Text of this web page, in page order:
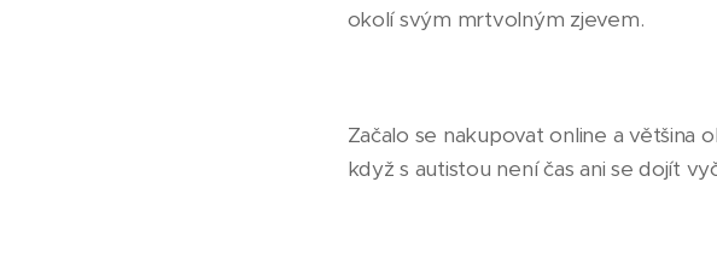
okolí svým mrtvolným zjevem.
Začalo se nakupovat online a většina
když s autistou není čas ani se dojít